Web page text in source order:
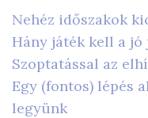
Nehéz időszakok
Hány játék kell a jó
Szoptatással az
Egy (fontos) lépés
legyünk